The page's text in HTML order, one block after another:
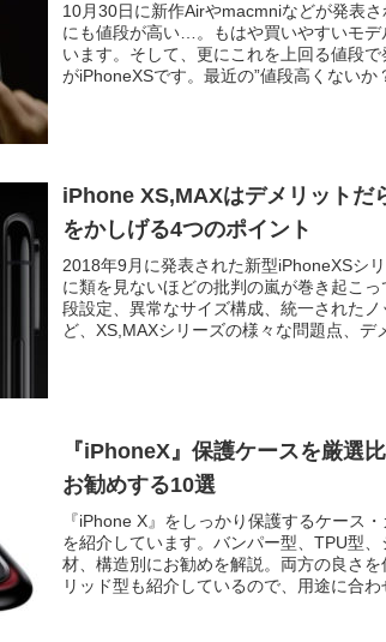
10月30日に新作Airやmacmniなどが発表さ
にも値段が高い…。もはや買いやすいモデ
います。そして、更にこれを上回る値段
がiPhoneXSです。最近の”値段高くないか
iPhone XS,MAXはデメリットだ
をかしげる4つのポイント
2018年9月に発表された新型iPhoneXSシ
に類を見ないほどの批判の嵐が巻き起こ
段設定、異常なサイズ構成、統一されたノ
ど、XS,MAXシリーズの様々な問題点、デ
『iPhoneX』保護ケースを厳選
お勧めする10選
『iPhone X』をしっかり保護するケース
を紹介しています。バンパー型、TPU型
材、構造別にお勧めを解説。両方の良さ
リッド型も紹介しているので、用途に合わ